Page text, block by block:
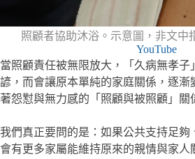
照顧者協助沐浴。示意圖，非文中
YouTube
當照顧責任被無限放大，「久病無孝子
諺，而會讓原本單純的家庭關係，逐漸
著怨懟與無力感的「照顧與被照顧」關
我們真正要問的是：如果公共支持足夠
會有更多家屬能維持原來的親情與家